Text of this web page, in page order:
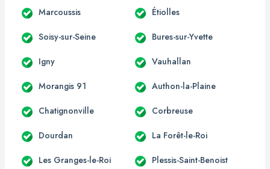
Marcoussis Étiolles
Soisy-sur-Seine Bures-sur-Yvette
Igny Vauhallan
Morangis 91 Authon-la-Plaine
Chatignonville Corbreuse
Dourdan La Forêt-le-Roi
Les Granges-le-Roi Plessis-Saint-Benoist